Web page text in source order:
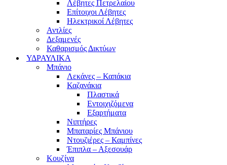
Λέβητες Πετρελαίου
Επίτοιχοι Λέβητες
Ηλεκτρικοί Λέβητες
Αντλίες
Δεξαμενές
Καθαρισμός Δικτύων
ΥΔΡΑΥΛΙΚΑ
Μπάνιο
Λεκάνες – Καπάκια
Καζανάκια
Πλαστικά
Εντοιχιζόμενα
Εξαρτήματα
Νιπτήρες
Μπαταρίες Μπάνιου
Ντουζιέρες – Καμπίνες
Έπιπλα – Αξεσουάρ
Κουζίνα